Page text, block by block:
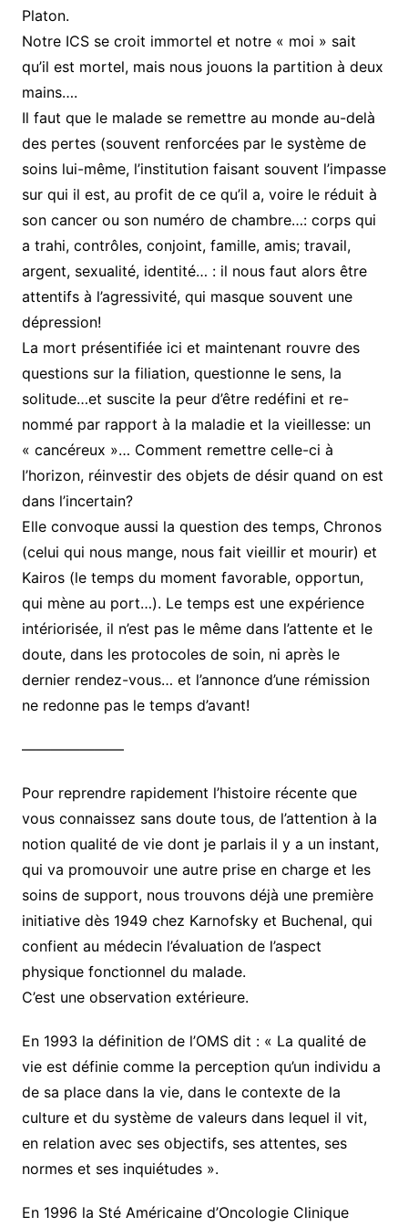
Platon.
Notre ICS se croit immortel et notre « moi » sait
qu’il est mortel, mais nous jouons la partition à deux
mains….
Il faut que le malade se remettre au monde au-delà
des pertes (souvent renforcées par le système de
soins lui-même, l’institution faisant souvent l’impasse
sur qui il est, au profit de ce qu’il a, voire le réduit à
son cancer ou son numéro de chambre…: corps qui
a trahi, contrôles, conjoint, famille, amis; travail,
argent, sexualité, identité… : il nous faut alors être
attentifs à l’agressivité, qui masque souvent une
dépression!
La mort présentifiée ici et maintenant rouvre des
questions sur la filiation, questionne le sens, la
solitude…et suscite la peur d’être redéfini et re-
nommé par rapport à la maladie et la vieillesse: un
« cancéreux »… Comment remettre celle-ci à
l’horizon, réinvestir des objets de désir quand on est
dans l’incertain?
Elle convoque aussi la question des temps, Chronos
(celui qui nous mange, nous fait vieillir et mourir) et
Kairos (le temps du moment favorable, opportun,
qui mène au port…). Le temps est une expérience
intériorisée, il n’est pas le même dans l’attente et le
doute, dans les protocoles de soin, ni après le
dernier rendez-vous… et l’annonce d’une rémission
ne redonne pas le temps d’avant!
———————
Pour reprendre rapidement l’histoire récente que
vous connaissez sans doute tous, de l’attention à la
notion qualité de vie dont je parlais il y a un instant,
qui va promouvoir une autre prise en charge et les
soins de support, nous trouvons déjà une première
initiative dès 1949 chez Karnofsky et Buchenal, qui
confient au médecin l’évaluation de l’aspect
physique fonctionnel du malade.
C’est une observation extérieure.
En 1993 la définition de l’OMS dit : « La qualité de
vie est définie comme la perception qu’un individu a
de sa place dans la vie, dans le contexte de la
culture et du système de valeurs dans lequel il vit,
en relation avec ses objectifs, ses attentes, ses
normes et ses inquiétudes ».
En 1996 la Sté Américaine d’Oncologie Clinique